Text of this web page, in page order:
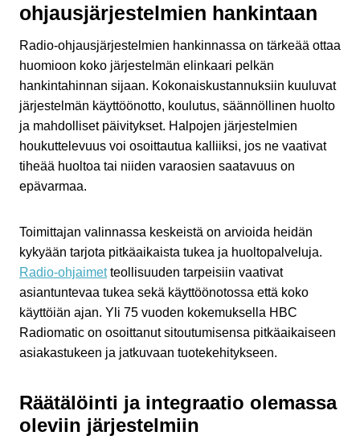
ohjausjärjestelmien hankintaan
Radio-ohjausjärjestelmien hankinnassa on tärkeää ottaa
huomioon koko järjestelmän elinkaari pelkän
hankintahinnan sijaan. Kokonaiskustannuksiin kuuluvat
järjestelmän käyttöönotto, koulutus, säännöllinen huolto
ja mahdolliset päivitykset. Halpojen järjestelmien
houkuttelevuus voi osoittautua kalliiksi, jos ne vaativat
tiheää huoltoa tai niiden varaosien saatavuus on
epävarmaa.
Toimittajan valinnassa keskeistä on arvioida heidän
kykyään tarjota pitkäaikaista tukea ja huoltopalveluja.
Radio-ohjaimetteollisuuden tarpeisiin vaativat
asiantuntevaa tukea sekä käyttöönotossa että koko
käyttöiän ajan. Yli 75 vuoden kokemuksella HBC
Radiomatic on osoittanut sitoutumisensa pitkäaikaiseen
asiakastukeen ja jatkuvaan tuotekehitykseen.
Räätälöinti ja integraatio olemassa
oleviin järjestelmiin